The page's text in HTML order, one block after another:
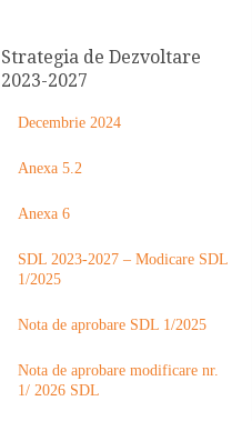
Strategia de Dezvoltare
2023-2027
Decembrie 2024
Anexa 5.2
Anexa 6
SDL 2023-2027 – Modicare SDL
1/2025
Nota de aprobare SDL 1/2025
Nota de aprobare modificare nr.
1/ 2026 SDL